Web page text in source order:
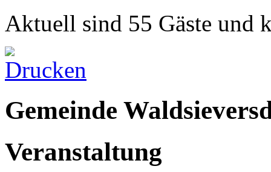
Aktuell sind 55 Gäste und
Gemeinde
Veranstaltung